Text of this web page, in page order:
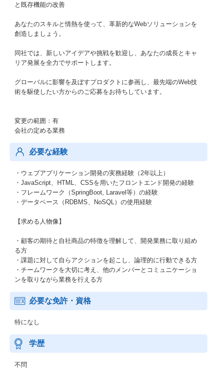
と既存機能の改善
あなたのスキルと情熱を使って、革新的なWebソリューションを
創造しましょう。
同社では、新しいアイデアや挑戦を歓迎し、あなたの成長とキャ
リア発展を全力でサポートします。
グローバルに影響を及ぼすプロダクトに参画し、最先端のWeb技
術を駆使したい方からのご応募をお待ちしています。
変更の範囲：有
会社の定める業務
必要な経験
・ウェブアプリケーション開発の実務経験（2年以上）
・JavaScript、HTML、CSSを用いたフロントエンド開発の経験
・フレームワーク（SpringBoot, Laravel等）の経験
・データベース（RDBMS、NoSQL）の使用経験
【求める人物像】
・顧客の期待と自社商品の特徴を理解して、開発業務に取り組め
る方
・課題に対して自らアクションを起こし、論理的に行動できる方
・チームワークを大切に考え、他のメンバーとコミュニケーショ
ンを取りながら業務を行える方
必要な免許・資格
特になし
学歴
不問